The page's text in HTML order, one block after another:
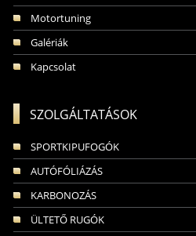
Motortuning
Galériák
Kapcsolat
SZOLGÁLTATÁSOK
SPORTKIPUFOGÓK
AUTÓFÓLIÁZÁS
KARBONOZÁS
ÜLTETŐ RUGÓK